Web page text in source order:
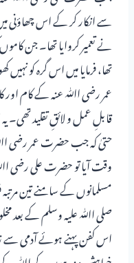
سے انکار کر کے اس چھاؤنی
نے تعمیر کروایا تھا۔ جن
تھا، فرمایا میں اس گرہ کو
عمر رضی اﷲ عنہ کے کام
قابلِ عمل و لائقِ تقلید
حتیٰ کہ جب حضرت عمر رضی اﷲ
وقت آیا تو حضرت علی رضی
مسلمانوں کے سامنے تین
صلی اﷲ علیہ وسلم کے بعد
اس کفن پہنے ہوئے آدمی سے